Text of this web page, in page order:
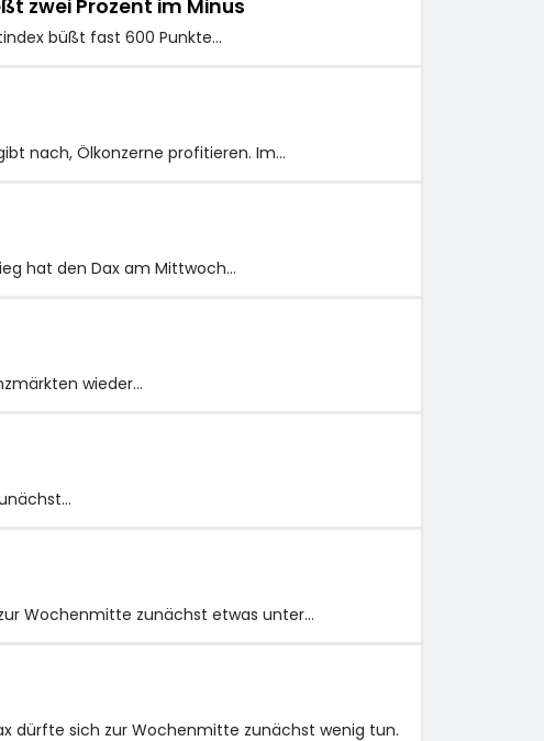
zwei Prozent im Minus
büßt fast 600 Punkte…
nach, Ölkonzerne profitieren. Im…
hat den Dax am Mittwoch…
wieder…
Wochenmitte zunächst etwas unter…
Dax dürfte sich zur Wochenmitte zunächst wenig tun.